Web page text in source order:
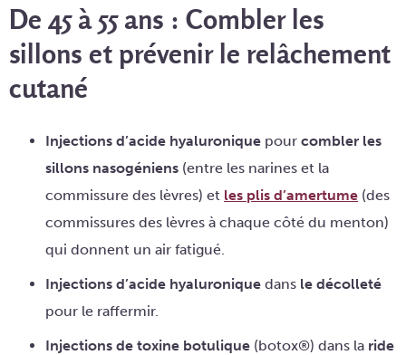
De 45 à 55 ans : Combler les
sillons et prévenir le relâchement
cutané
Injections d’acide hyaluronique pour combler les
sillons nasogéniens (entre les narines et la
commissure des lèvres) et les plis d’amertume (des
commissures des lèvres à chaque côté du menton)
qui donnent un air fatigué.
Injections d’acide hyaluronique dans le décolleté
pour le raffermir.
Injections de toxine botulique (botox®) dans la ride